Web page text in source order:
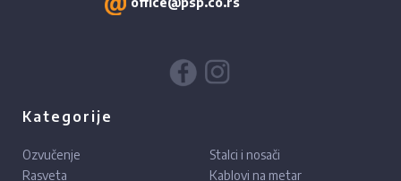
Kategorije
Ozvučenje
Rasveta
Stalci i nosači
Kablovi na metar